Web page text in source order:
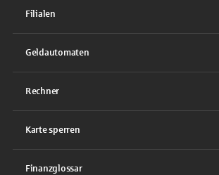
Filialen
Geldautomaten
Rechner
Karte sperren
Finanzglossar